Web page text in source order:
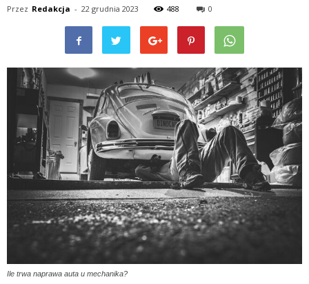
Przez Redakcja - 22 grudnia 2023 488 0
Ile trwa naprawa auta u mechanika?